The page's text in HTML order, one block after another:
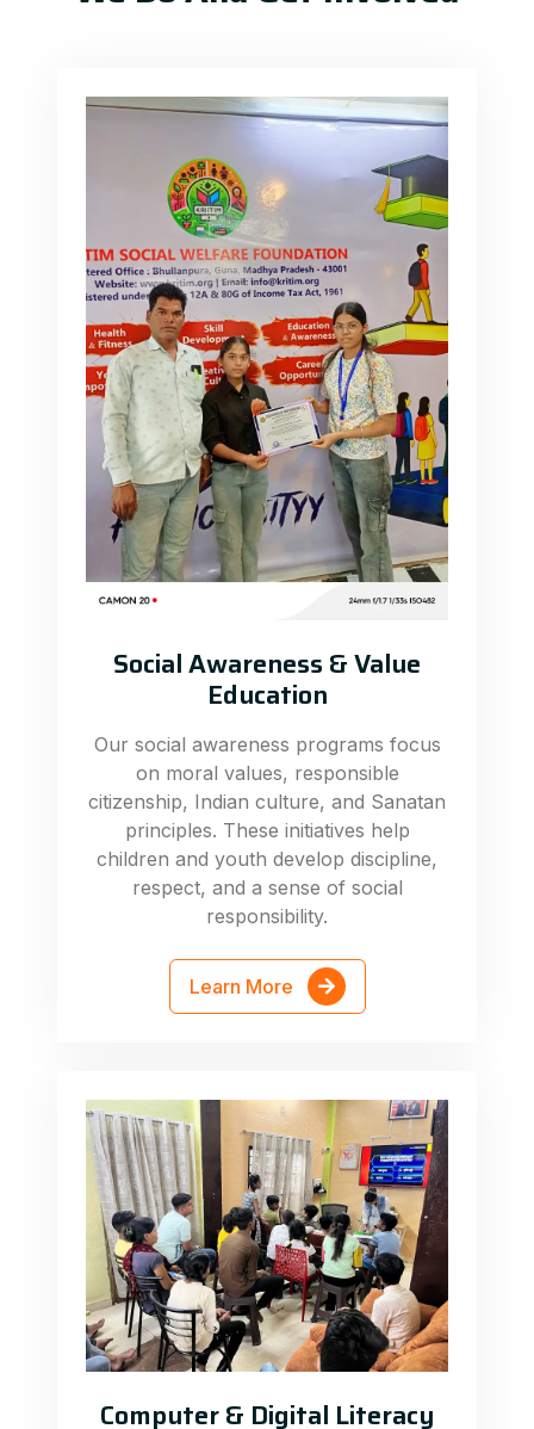
Social Awareness & Value
Education
Our social awareness programs focus
on moral values, responsible
citizenship, Indian culture, and Sanatan
principles. These initiatives help
children and youth develop discipline,
respect, and a sense of social
responsibility.
Learn More
Computer & Digital Literacy